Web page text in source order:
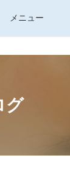
メニュー
グ